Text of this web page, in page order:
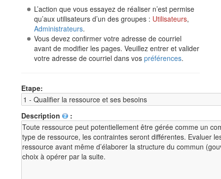
L’action que vous essayez de réaliser n’est permise
qu’aux utilisateurs d’un des groupes : Utilisateurs,
Administrateurs.
Vous devez confirmer votre adresse de courriel
avant de modifier les pages. Veuillez entrer et valider
votre adresse de courriel dans vos préférences.
Etape:
Description :